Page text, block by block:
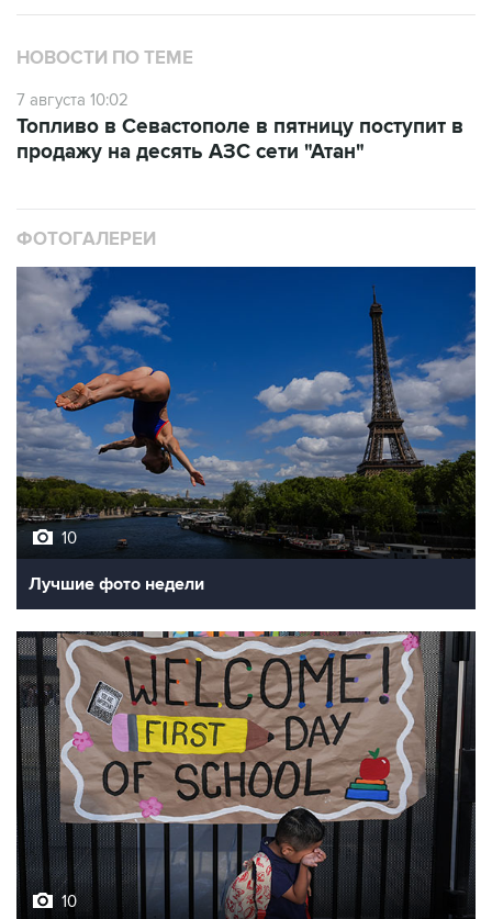
НОВОСТИ ПО ТЕМЕ
7 августа 10:02
продажу на десять АЗС сети "Атан"
10
Лучшие фото недели
10
Фотохроника 7 августа